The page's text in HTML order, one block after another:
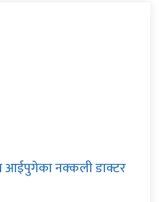
आईपुगेका नक्कली डाक्टर